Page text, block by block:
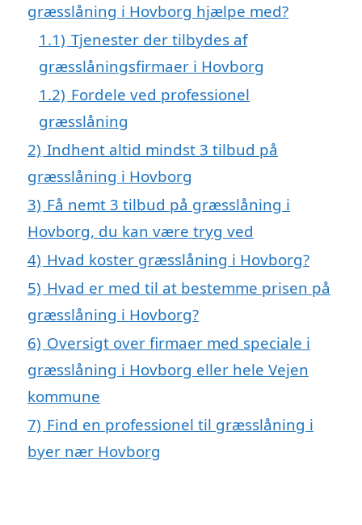
græsslåning i Hovborg hjælpe med?
1.1) Tjenester der tilbydes af
græsslåningsfirmaer i Hovborg
1.2) Fordele ved professionel
græsslåning
2) Indhent altid mindst 3 tilbud på
græsslåning i Hovborg
3) Få nemt 3 tilbud på græsslåning i
Hovborg, du kan være tryg ved
4) Hvad koster græsslåning i Hovborg?
5) Hvad er med til at bestemme prisen på
græsslåning i Hovborg?
6) Oversigt over firmaer med speciale i
græsslåning i Hovborg eller hele Vejen
kommune
7) Find en professionel til græsslåning i
byer nær Hovborg